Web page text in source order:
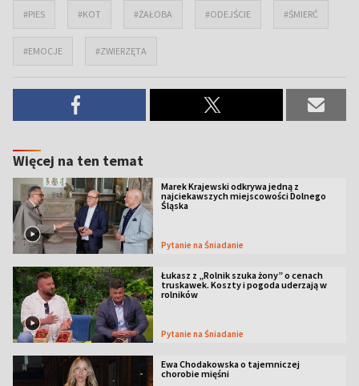
#PIES #KOT #ŻAŁOBA #ODEJŚCIE #ŚMIERĆ
#EMOCJE #ZWIERZĘTA
Więcej na ten temat
Marek Krajewski odkrywa jedną z
najciekawszych miejscowości Dolnego
Śląska
Pytanie na Śniadanie
Łukasz z „Rolnik szuka żony” o cenach
truskawek. Koszty i pogoda uderzają w
rolników
Pytanie na Śniadanie
Ewa Chodakowska o tajemniczej
chorobie mięśni